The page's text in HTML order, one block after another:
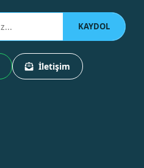
KAYDOL
İletişim